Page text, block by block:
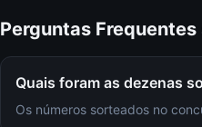
Perguntas Frequentes
Quais foram as dezenas
Os números sorteados no